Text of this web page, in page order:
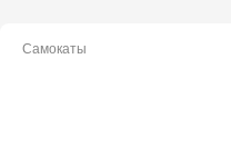
Самокаты